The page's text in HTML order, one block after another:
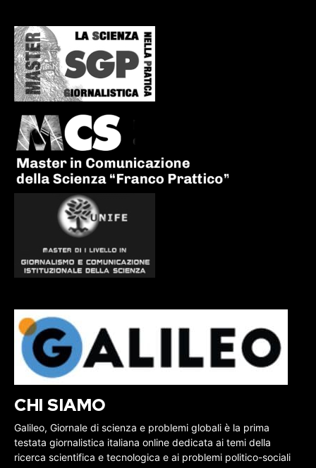
CHI SIAMO
Galileo, Giornale di scienza e problemi globali è la prima
testata giornalistica italiana online dedicata ai temi della
ricerca scientifica e tecnologica e ai problemi politico-sociali